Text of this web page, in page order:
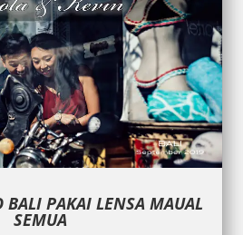
BALI PAKAI LENSA MAUAL
SEMUA